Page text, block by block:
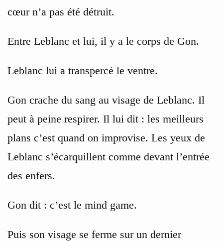
cœur n’a pas été détruit.
Entre Leblanc et lui, il y a le corps de Gon.
Leblanc lui a transpercé le ventre.
Gon crache du sang au visage de Leblanc. Il
peut à peine respirer. Il lui dit : les meilleurs
plans c’est quand on improvise. Les yeux de
Leblanc s’écarquillent comme devant l’entrée
des enfers.
Gon dit : c’est le mind game.
Puis son visage se ferme sur un dernier